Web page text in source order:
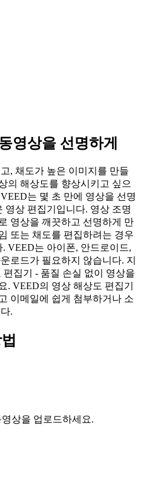
영상을 선명하게
, 채도가 높은 이미지를 만들
의 해상도를 향상시키고 싶으
는 몇 초 만에 영상을 선명
영상 편집기입니다. 영상 조명
영상을 깨끗하고 선명하게 만
또는 채도를 편집하려는 경우
VEED는 아이폰, 안드로이드,
로드가 필요하지 않습니다. 지
집기 - 품질 손실 없이 영상을
. VEED의 영상 해상도 편집기
이메일에 쉽게 첨부하거나 소
.
상을 업로드하세요.